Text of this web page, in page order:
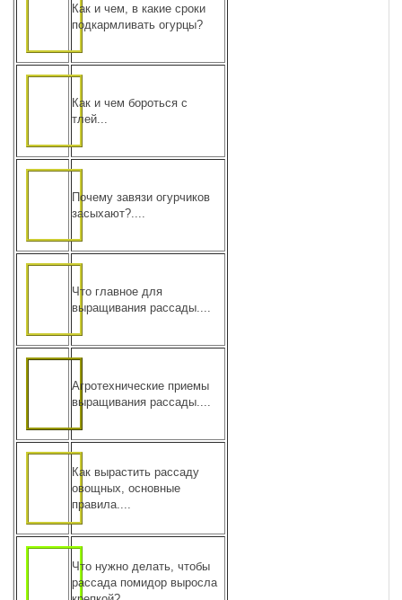
Как и чем, в какие сроки
подкармливать огурцы?
Как и чем бороться с
тлей...
Почему завязи огурчиков
засыхают?....
Что главное для
выращивания рассады....
Агротехнические приемы
выращивания рассады....
Как вырастить рассаду
овощных, основные
правила....
Что нужно делать, чтобы
рассада помидор выросла